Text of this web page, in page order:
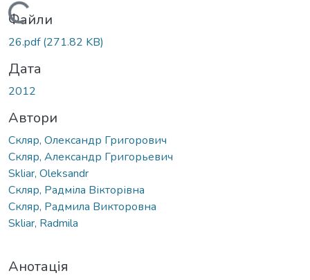
Вантажиться...
Файли
26.pdf(271.82 KB)
Дата
2012
Автори
Скляр, Олександр Григорович
Скляр, Александр Григорьевич
Skliar, Oleksandr
Скляр, Радміла Вікторівна
Скляр, Радмила Викторовна
Skliar, Radmila
Анотація